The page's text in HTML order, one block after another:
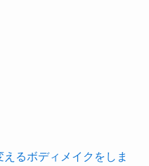
るボディメイクをしま